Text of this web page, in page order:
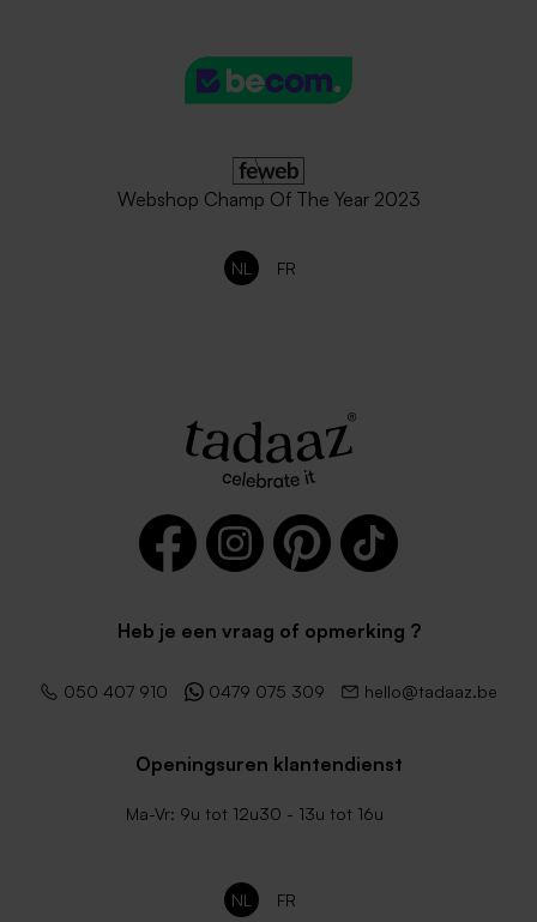
Ecru zelfklevende enveloppe
met rechte klep
Webshop Champ Of The Year 2023
NL FR
Heb je een vraag of opmerking ?
050 407 910 0479 075 309 hello@tadaaz.be
Openingsuren klantendienst
Ma-Vr: 9u tot 12u30 - 13u tot 16u
NL FR